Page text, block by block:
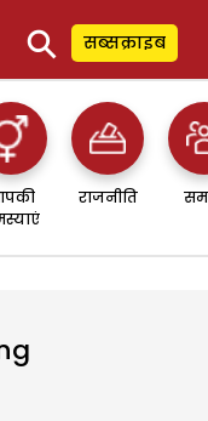
⚲ सब्सक्राइब
राजनीति